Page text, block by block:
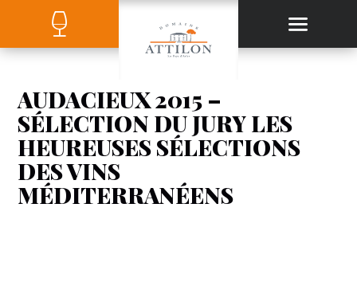
AUDACIEUX 2015 –
SÉLECTION DU JURY LES
HEUREUSES SÉLECTIONS
DES VINS
MÉDITERRANÉENS